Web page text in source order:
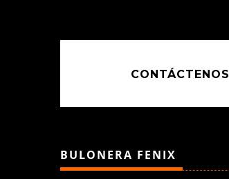
CONTÁCTENOS
BULONERA FENIX